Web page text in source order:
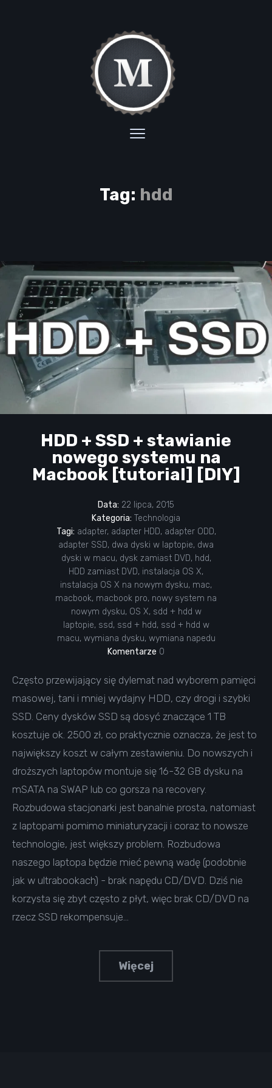
Tag: hdd
HDD + SSD + stawianie
nowego systemu na
Macbook [tutorial] [DIY]
Data: 22 lipca, 2015
Kategoria: Technologia
Tagi: adapter, adapter HDD, adapter ODD,
adapter SSD, dwa dyski w laptopie, dwa
dyski w macu, dysk zamiast DVD, hdd,
HDD zamiast DVD, instalacja OS X,
instalacja OS X na nowym dysku, mac,
macbook, macbook pro, nowy system na
nowym dysku, OS X, sdd + hdd w
laptopie, ssd, ssd + hdd, ssd + hdd w
macu, wymiana dysku, wymiana napedu
Komentarze 0
Często przewijający się dylemat nad wyborem pamięci
masowej, tani i mniej wydajny HDD, czy drogi i szybki
SSD. Ceny dysków SSD są dosyć znaczące 1 TB
kosztuje ok. 2500 zł, co praktycznie oznacza, że jest to
największy koszt w całym zestawieniu. Do nowszych i
droższych laptopów montuje się 16-32 GB dysku na
mSATA na SWAP lub co gorsza na recovery.
Rozbudowa stacjonarki jest banalnie prosta, natomiast
z laptopami pomimo miniaturyzacji i coraz to nowsze
technologie, jest większy problem. Rozbudowa
naszego laptopa będzie mieć pewną wadę (podobnie
jak w ultrabookach) - brak napędu CD/DVD. Dziś nie
korzysta się zbyt często z płyt, więc brak CD/DVD na
rzecz SSD rekompensuje…
Więcej